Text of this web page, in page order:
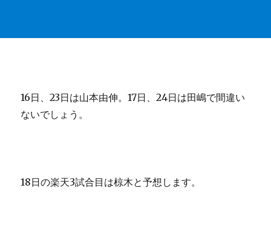
16日、23日は山本由伸。17日、24日は田嶋で間違い
ないでしょう。
18日の楽天3試合目は椋木と予想します。